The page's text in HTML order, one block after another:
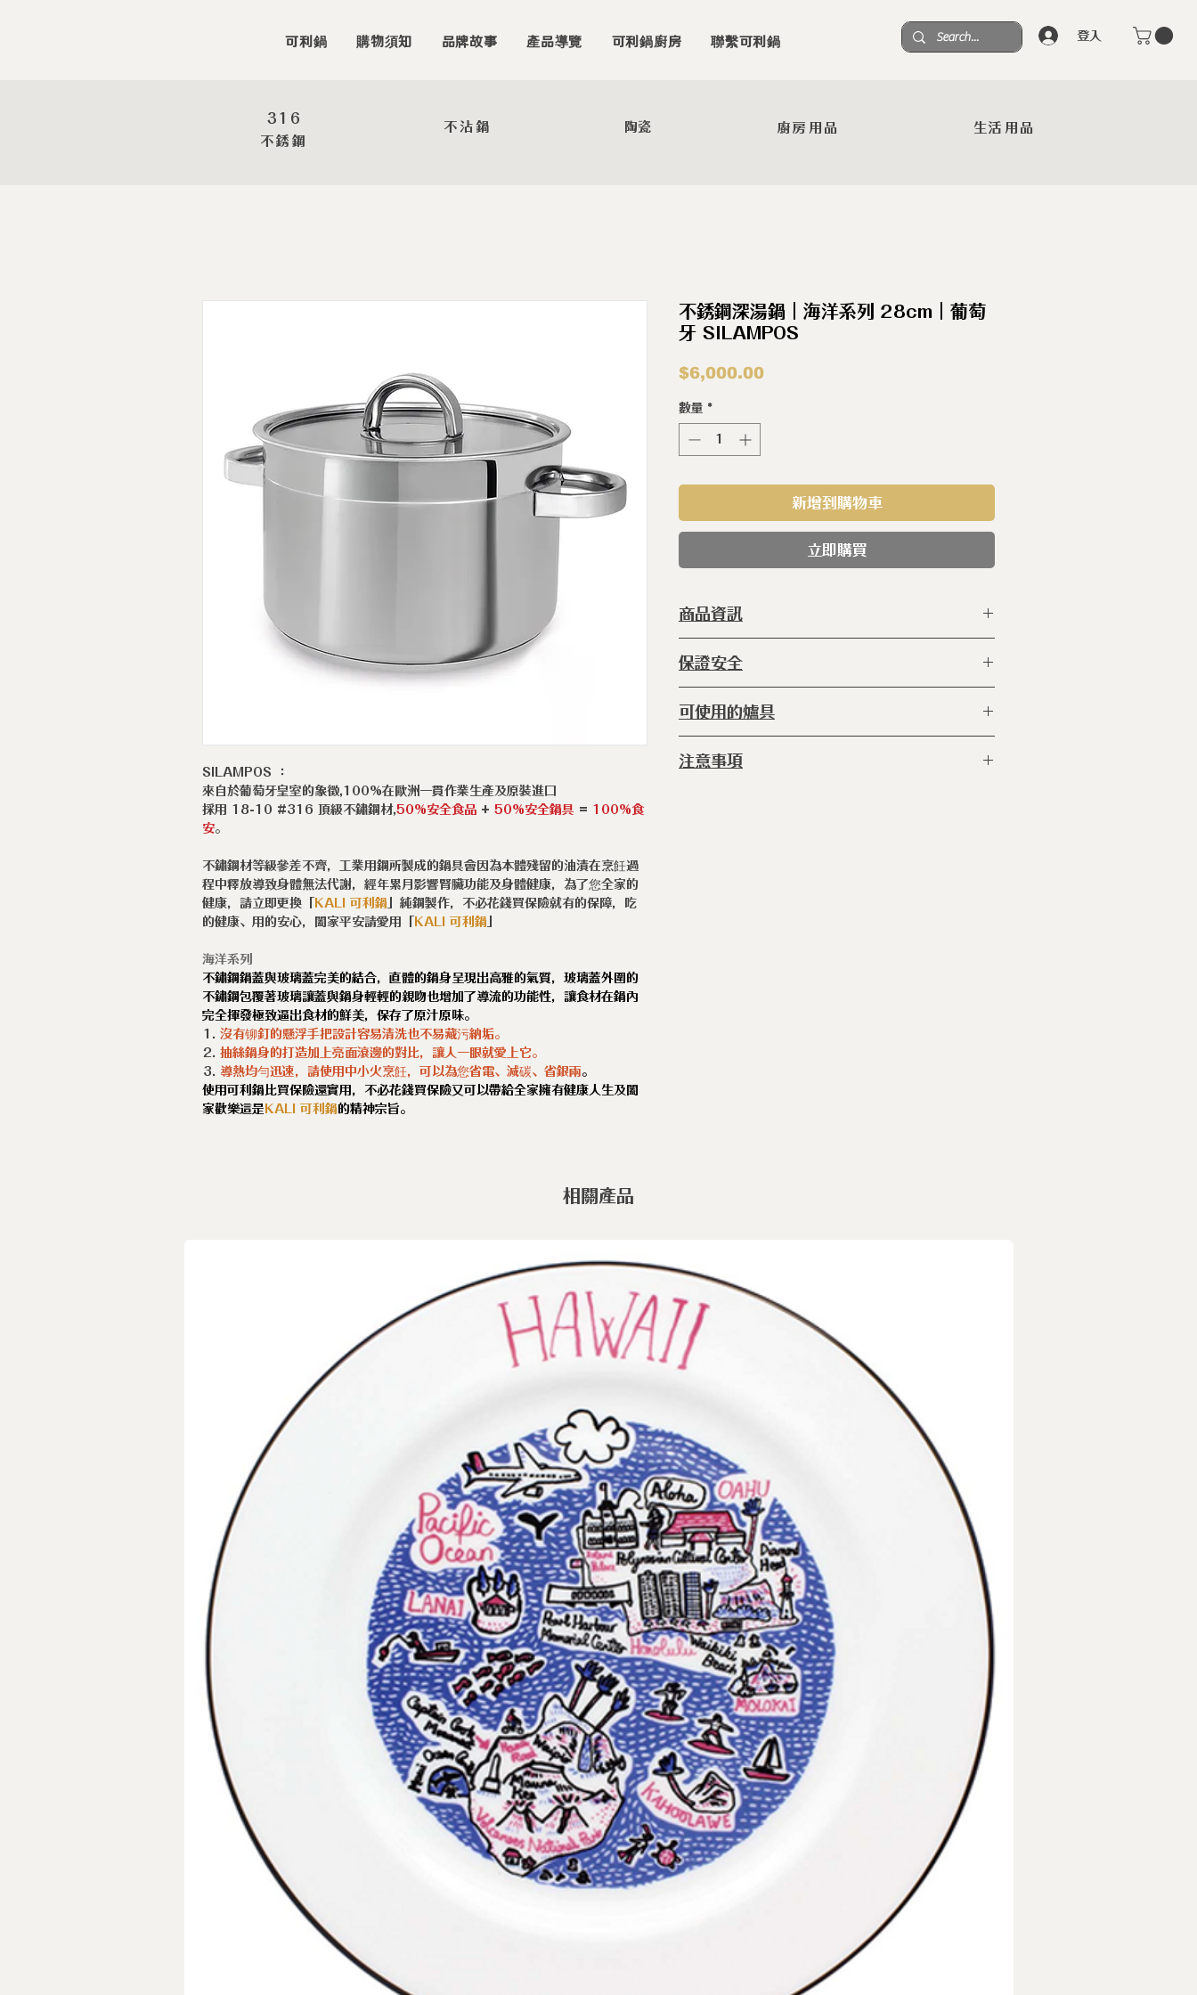
登入
可利鍋 購物須知 品牌故事 產品導覽 可利鍋廚房 聯繫可利鍋
SILAMPOS ：
來自於葡萄牙皇室的象徵,100%在歐洲一貫作業生產及原裝進口
採用 18-10 #316 頂級不鏽鋼材,50%安全食品 + 50%安全鍋具 = 100%食
安。
不鏽鋼材等級參差不齊，工業用鋼所製成的鍋具會因為本體殘留的油漬在烹飪過
程中釋放導致身體無法代謝，經年累月影響腎臟功能及身體健康，為了您全家的
健康，請立即更換「
KALI 可利鍋 」純鋼製作，不必花錢買保險就有的保障，吃
的健康、用的安心，闔家平安請愛用「
KALI 可利鍋
海洋系列
不鏽鋼鍋蓋與玻璃蓋完美的結合，直體的鍋身呈現出高雅的氣質，玻璃蓋外圍的
不鏽鋼包覆著玻璃讓蓋與鍋身輕輕的親吻也增加了導流的功能性，讓食材在鍋內
完全揮發極致逼出食材的鮮美，保存了原汁原味。
沒有铆釘的懸浮手把設計容易清洗也不易藏污納垢。
抽絲鍋身的打造加上亮面滾邊的對比，讓人一眼就愛上它。
導熱均勻迅速，請使用中小火烹飪，可以為您省電、減碳、省銀兩。
使用可利鍋比買保險還實用，不必花錢買保險又可以帶給全家擁有健康人生及闔
家歡樂這是 KALI 可利鍋 的精神宗旨。
不銹鋼深湯鍋｜海洋系列 28cm｜葡萄
牙 SILAMPOS
$6,000.00價
數量 *
新增到購物車
立即購買
商品資訊
種 類 ：
系 列 ：海洋
等 級 ：316食用級不鏽鋼
鍋 體 ：純鋼
尺 寸 ：
保證安全
◆ ISO 14001
◆ ISO 50001
可使用的爐具
爐 ◆瓦斯爐
注意事項
316
​不銹鋼
陶瓷
不沾鍋 廚房用品 生活用品
相關產品